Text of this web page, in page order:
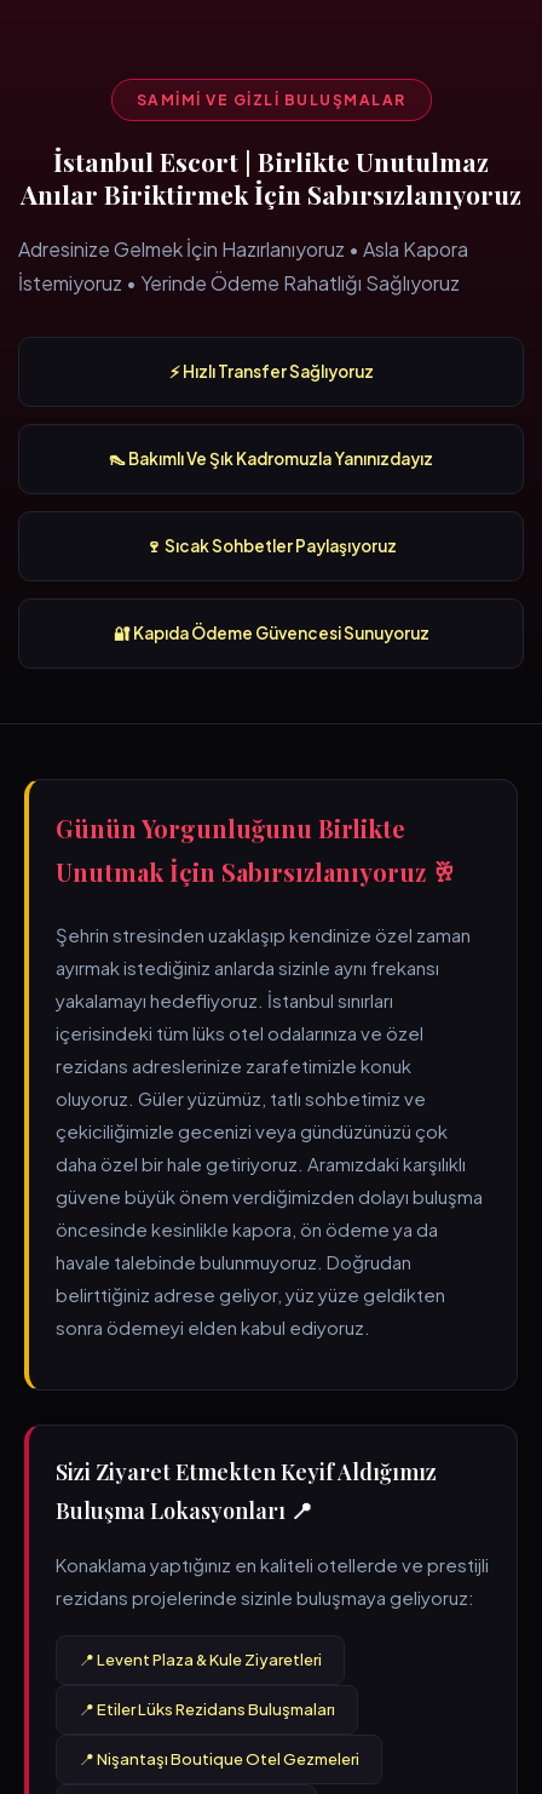
SAMIMI VE GIZLI BULUŞMALAR
İstanbul Escort | Birlikte Unutulmaz
Anılar Biriktirmek İçin Sabırsızlanıyoruz
Adresinize Gelmek İçin Hazırlanıyoruz • Asla Kapora
İstemiyoruz • Yerinde Ödeme Rahatlığı Sağlıyoruz
⚡ Hızlı Transfer Sağlıyoruz
👠 Bakımlı Ve Şık Kadromuzla Yanınızdayız
🍷 Sıcak Sohbetler Paylaşıyoruz
🔐 Kapıda Ödeme Güvencesi Sunuyoruz
Günün Yorgunluğunu Birlikte
Unutmak İçin Sabırsızlanıyoruz 🥂
Şehrin stresinden uzaklaşıp kendinize özel zaman
ayırmak istediğiniz anlarda sizinle aynı frekansı
yakalamayı hedefliyoruz. İstanbul sınırları
içerisindeki tüm lüks otel odalarınıza ve özel
rezidans adreslerinize zarafetimizle konuk
oluyoruz. Güler yüzümüz, tatlı sohbetimiz ve
çekiciliğimizle gecenizi veya gündüzünüzü çok
daha özel bir hale getiriyoruz. Aramızdaki karşılıklı
güvene büyük önem verdiğimizden dolayı buluşma
öncesinde kesinlikle kapora, ön ödeme ya da
havale talebinde bulunmuyoruz. Doğrudan
belirttiğiniz adrese geliyor, yüz yüze geldikten
sonra ödemeyi elden kabul ediyoruz.
Sizi Ziyaret Etmekten Keyif Aldığımız
Buluşma Lokasyonları 📍
Konaklama yaptığınız en kaliteli otellerde ve prestijli
rezidans projelerinde sizinle buluşmaya geliyoruz:
📍 Levent Plaza & Kule Ziyaretleri
📍 Etiler Lüks Rezidans Buluşmaları
📍 Nişantaşı Boutique Otel Gezmeleri